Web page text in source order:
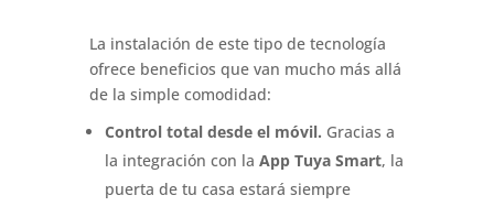
La instalación de este tipo de tecnología
ofrece beneficios que van mucho más allá
de la simple comodidad:
Control total desde el móvil. Gracias a
la integración con la App Tuya Smart, la
puerta de tu casa estará siempre